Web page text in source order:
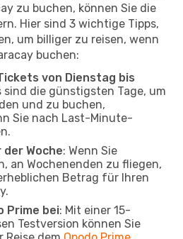
zu buchen, können Sie die
Hier sind 3 wichtige Tipps,
um billiger zu reisen, wenn
buchen:
von Dienstag bis
sind die günstigsten Tage, um
und zu buchen,
Sie nach Last-Minute-
Woche: Wenn Sie
an Wochenenden zu fliegen,
Betrag für Ihren
Prime bei: Mit einer 15-
Testversion können Sie